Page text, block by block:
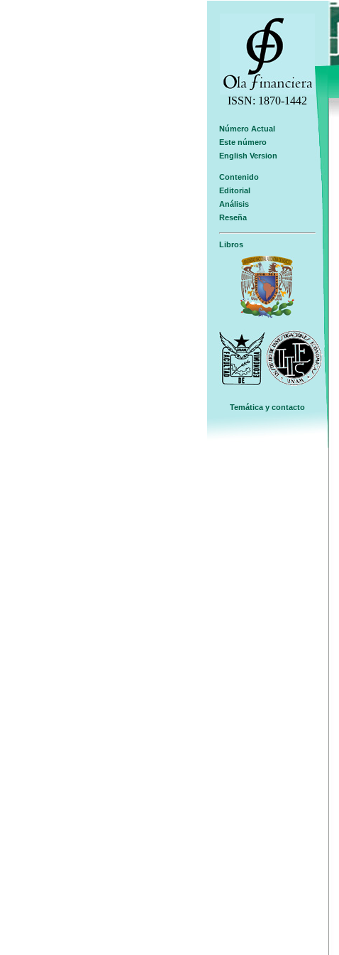
ISSN: 1870-1442
Número Actual
Este número
English Version
Contenido
Editorial
Análisis
Reseña
Libros
Temática y contacto